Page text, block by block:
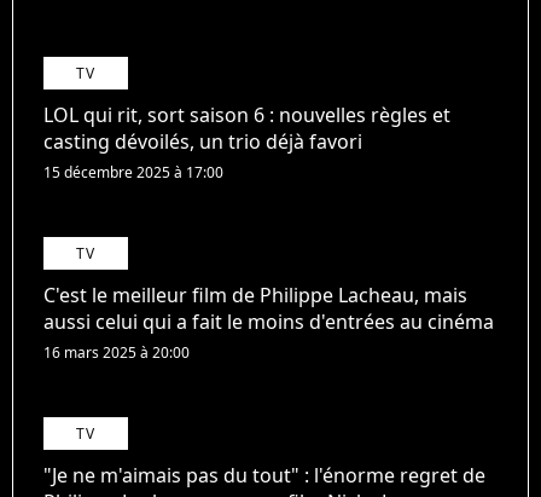
TV
LOL qui rit, sort saison 6 : nouvelles règles et
casting dévoilés, un trio déjà favori
15 décembre 2025 à 17:00
TV
C'est le meilleur film de Philippe Lacheau, mais
aussi celui qui a fait le moins d'entrées au cinéma
16 mars 2025 à 20:00
TV
"Je ne m'aimais pas du tout" : l'énorme regret de